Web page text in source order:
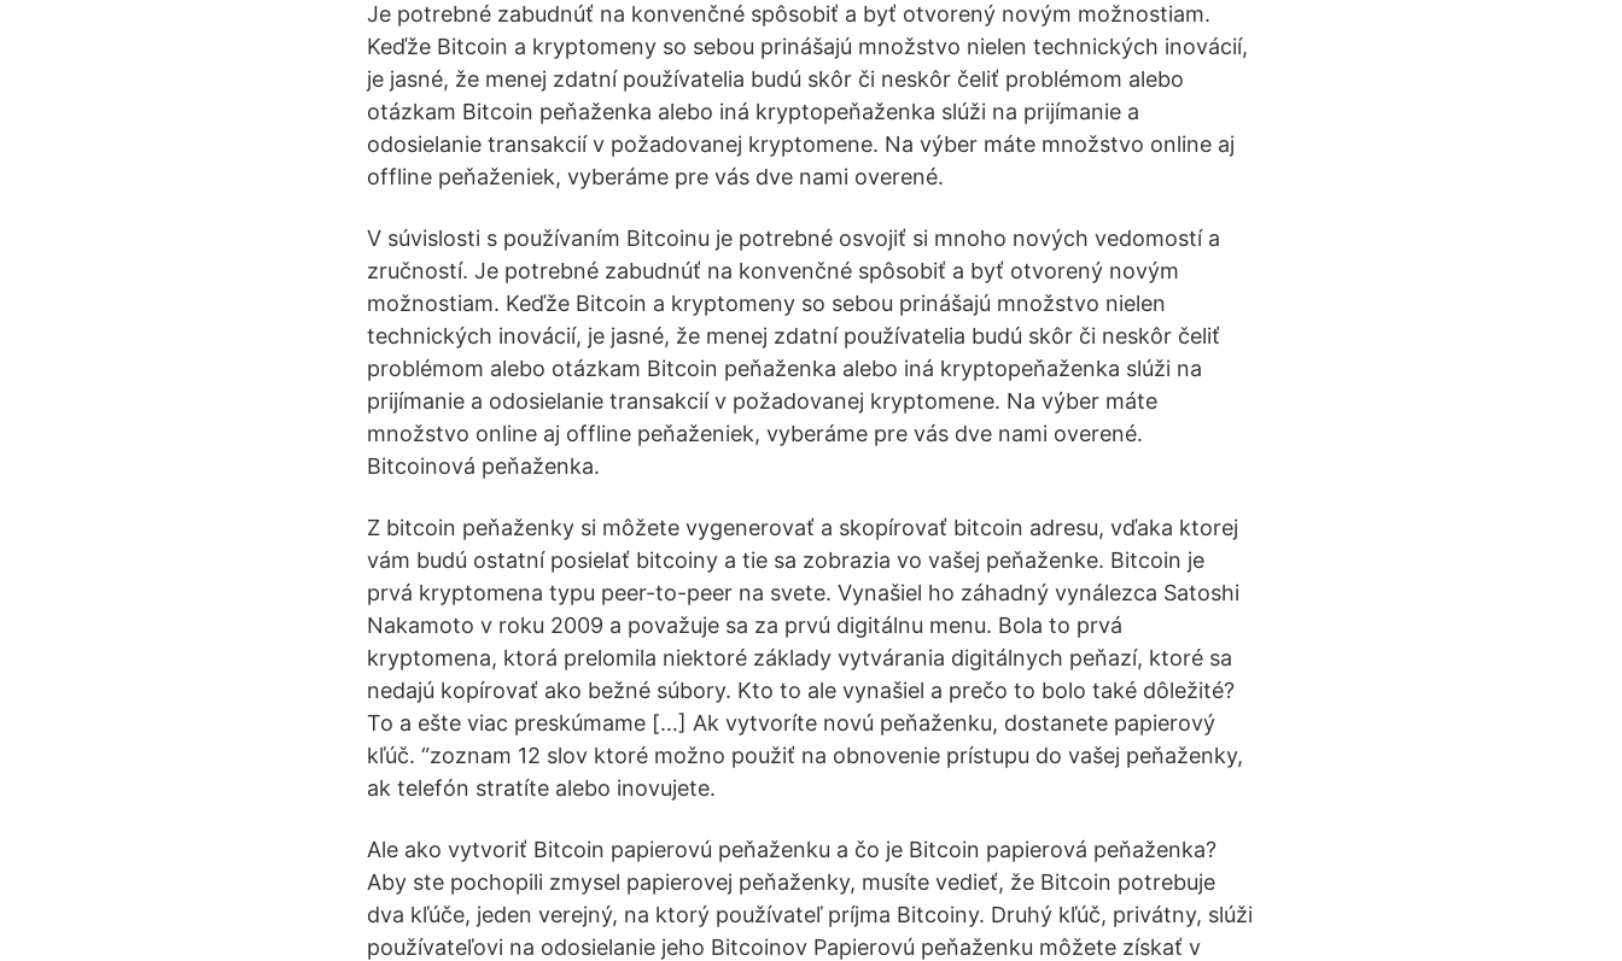
Je potrebné zabudnúť na konvenčné spôsobiť a byť otvorený novým možnostiam.
Keďže Bitcoin a kryptomeny so sebou prinášajú množstvo nielen technických inovácií,
je jasné, že menej zdatní používatelia budú skôr či neskôr čeliť problémom alebo
otázkam Bitcoin peňaženka alebo iná kryptopeňaženka slúži na prijímanie a
odosielanie transakcií v požadovanej kryptomene. Na výber máte množstvo online aj
offline peňaženiek, vyberáme pre vás dve nami overené.
V súvislosti s používaním Bitcoinu je potrebné osvojiť si mnoho nových vedomostí a
zručností. Je potrebné zabudnúť na konvenčné spôsobiť a byť otvorený novým
možnostiam. Keďže Bitcoin a kryptomeny so sebou prinášajú množstvo nielen
technických inovácií, je jasné, že menej zdatní používatelia budú skôr či neskôr čeliť
problémom alebo otázkam Bitcoin peňaženka alebo iná kryptopeňaženka slúži na
prijímanie a odosielanie transakcií v požadovanej kryptomene. Na výber máte
množstvo online aj offline peňaženiek, vyberáme pre vás dve nami overené.
Bitcoinová peňaženka.
Z bitcoin peňaženky si môžete vygenerovať a skopírovať bitcoin adresu, vďaka ktorej
vám budú ostatní posielať bitcoiny a tie sa zobrazia vo vašej peňaženke. Bitcoin je
prvá kryptomena typu peer-to-peer na svete. Vynašiel ho záhadný vynálezca Satoshi
Nakamoto v roku 2009 a považuje sa za prvú digitálnu menu. Bola to prvá
kryptomena, ktorá prelomila niektoré základy vytvárania digitálnych peňazí, ktoré sa
nedajú kopírovať ako bežné súbory. Kto to ale vynašiel a prečo to bolo také dôležité?
To a ešte viac preskúmame […] Ak vytvoríte novú peňaženku, dostanete papierový
kľúč. “zoznam 12 slov ktoré možno použiť na obnovenie prístupu do vašej peňaženky,
ak telefón stratíte alebo inovujete.
Ale ako vytvoriť Bitcoin papierovú peňaženku a čo je Bitcoin papierová peňaženka?
Aby ste pochopili zmysel papierovej peňaženky, musíte vedieť, že Bitcoin potrebuje
dva kľúče, jeden verejný, na ktorý používateľ príjma Bitcoiny. Druhý kľúč, privátny, slúži
používateľovi na odosielanie jeho Bitcoinov Papierovú peňaženku môžete získať v